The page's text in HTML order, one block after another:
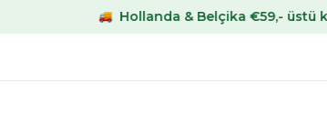
Hollanda & Belçika €59,- üstü kargo bedava